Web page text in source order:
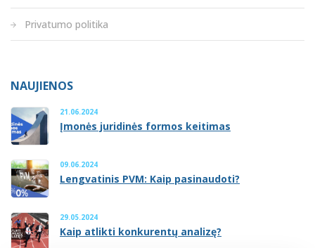
Privatumo politika
NAUJIENOS
21.06.2024
Įmonės juridinės formos keitimas
09.06.2024
Lengvatinis PVM: Kaip pasinaudoti?
29.05.2024
Kaip atlikti konkurentų analizę?